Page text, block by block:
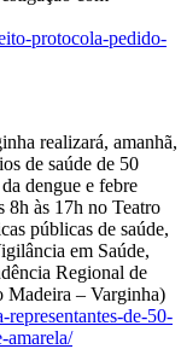
protocola-pedido-
realizará, amanhã,
de saúde de 50
dengue e febre
8h às 17h no Teatro
públicas de saúde,
em Saúde,
Regional de
Madeira – Varginha)
de-50-
amarela/